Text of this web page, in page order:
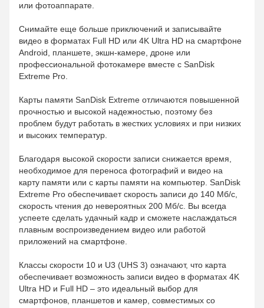
или фотоаппарате.
Снимайте еще больше приключений и записывайте
видео в форматах Full HD или 4K Ultra HD на смартфоне
Android, планшете, экшн-камере, дроне или
профессиональной фотокамере вместе с SanDisk
Extreme Pro.
Карты памяти SanDisk Extreme отличаются повышенной
прочностью и высокой надежностью, поэтому без
проблем будут работать в жестких условиях и при низких
и высоких температур.
Благодаря высокой скорости записи снижается время,
необходимое для переноса фотографий и видео на
карту памяти или с карты памяти на компьютер. SanDisk
Extreme Pro обеспечивает скорость записи до 140 Мб/с,
скорость чтения до невероятных 200 Мб/с. Вы всегда
успеете сделать удачный кадр и сможете наслаждаться
плавным воспроизведением видео или работой
приложений на смартфоне.
Классы скорости 10 и U3 (UHS 3) означают, что карта
обеспечивает возможность записи видео в форматах 4K
Ultra HD и Full HD – это идеальный выбор для
смартфонов, планшетов и камер, совместимых со